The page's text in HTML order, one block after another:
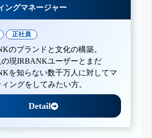
ングマネージャー
正社員
のブランドと文化の構築。
の現IRBANKユーザーとまだ
を知らない数千万人に対してマ
ングをしてみたい方。
Detail